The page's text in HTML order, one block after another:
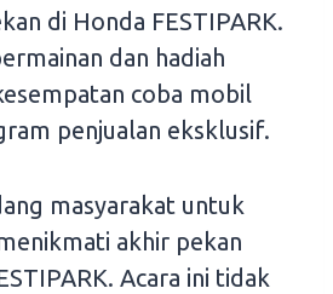
di Honda FESTIPARK.
dan hadiah
coba mobil
penjualan eksklusif.
masyarakat untuk
akhir pekan
Acara ini tidak